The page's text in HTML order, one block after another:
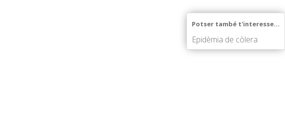
Potser també t'interesse...
Epidèmia de còlera